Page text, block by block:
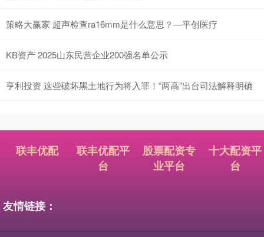
策略大赢家 超声检查ra16mm是什么意思？—平创医疗
KB资产 2025山东民营企业200强名单公示
亨利投资 这些破坏黑土地行为将入罪！“两高”出台司法解释明确
联丰优配
联丰优配平
台
股票配资专
业平台
十大配资平
台
友情链接：